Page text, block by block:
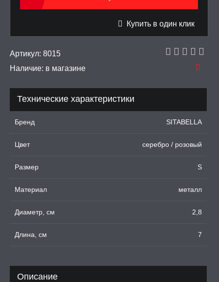
ФЕРОМОНЫ
ДЛЯ СЕКСА
ПОМПЫ
ДЛЯ СЕКСА
Купить в один клик
Артикул: 8015
Наличие: в магазине
Технические характеристики
Бренд SITABELLA
Цвет серебро / розовый
Размер S
Материал металл
Диаметр, см 2,8
Длина, см 7
Описание